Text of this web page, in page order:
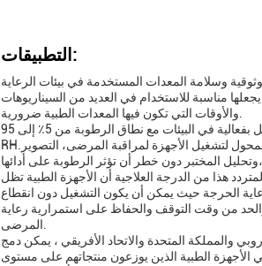
التطبيقات:
وسلامة المعدات المستخدمة في بيئات الرعاية
مناسبة للاستخدام في العديد من السيناريوهات
واحدة من السمات الرئيسية لهذه المكيفات الهوائية من الدرجة الصحية هي قدرتها على العمل بفعالية في البيئات مع نطاق الرطوبة من 5٪ إلى 95٪
RH.هذا يجعلها حل طاقة مثالي للمرافق الطبية مثل المستشفياتفي مثل هذه الإعدادات يمكن استخدام المحول لتشغيل الأجهزة لمراقبة المرضى، التصوير
هذا من الدرجة العلاجية أن الأجهزة الطبية تظل
الحرجة حيث يمكن أن يكون التشغيل دون انقطاع
من وقت التوقف والحفاظ على استمرارية رعاية
والمملكة المتحدة والاتحاد الأفريقي ، يمكن دمج
الطبية الذين يوزعون منتجاتهم على مستوى